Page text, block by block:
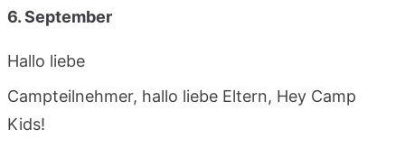
6. September
Hallo liebe
Campteilnehmer, hallo liebe Eltern, Hey Camp
Kids!